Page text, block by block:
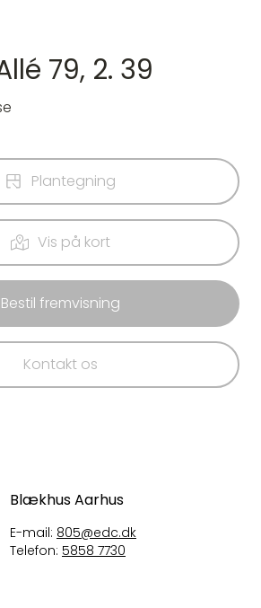
79, 2. 39
Plantegning
Vis på kort
Bestil fremvisning
Kontakt os
Blækhus Aarhus
E-mail: 805@edc.dk
Telefon: 5858 7730